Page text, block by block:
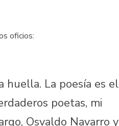
oficios:
huella. La poesía es el
poetas, mi
Osvaldo Navarro y